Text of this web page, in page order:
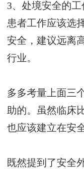
3、处境安全的
患者工作应该选
安全，建议远离
行业。
多多考量上面三
助的。虽然临床
也应该建立在安
既然提到了安全